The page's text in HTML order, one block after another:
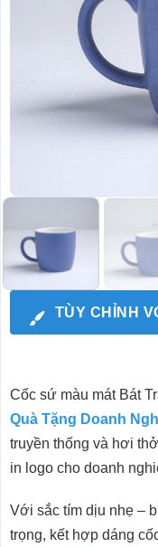
TÙY CHỈNH
Cốc sứ màu mát Bát
Quà Tặng Doanh
truyền thống và hơi
in logo cho doanh
Với sắc tím dịu nhẹ –
trọng, kết hợp dáng